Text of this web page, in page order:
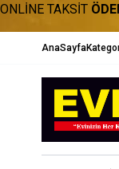
ONLİNE TAKSİT
AnaSayfa